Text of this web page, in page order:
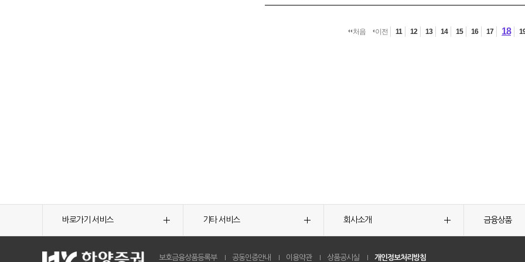
처음 이전 11 12 13 14 15 16 17 18
바로가기 서비스 기타 서비스 회사소개 금융상품
보호금융상품등록부 공동인증안내 이용약관 상품공시실 개인정보처리방침